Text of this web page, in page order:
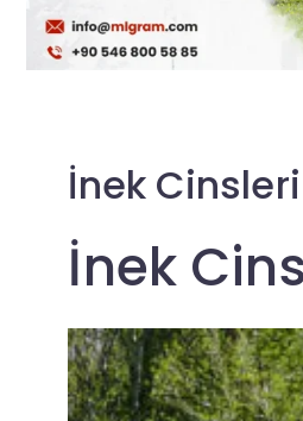
İnek Cinsleri
İnek